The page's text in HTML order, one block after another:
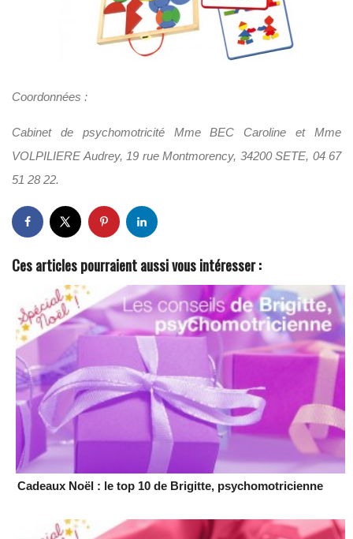
Coordonnées :
Cabinet de psychomotricité Mme BEC Caroline et Mme
VOLPILIERE Audrey, 19 rue Montmorency, 34200 SETE, 04 67
51 28 22.
Ces articles pourraient aussi vous intéresser :
Cadeaux Noël : le top 10 de Brigitte, psychomotricienne